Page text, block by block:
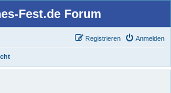
Fest.de Forum
Anmelden
Registrieren